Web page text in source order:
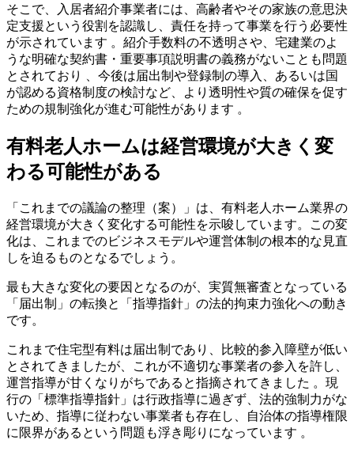
そこで、入居者紹介事業者には、高齢者やその家族の意思決
定支援という役割を認識し、責任を持って事業を行う必要性
が示されています 。紹介手数料の不透明さや、宅建業のよ
うな明確な契約書・重要事項説明書の義務がないことも問題
とされており 、今後は届出制や登録制の導入、あるいは国
が認める資格制度の検討など、より透明性や質の確保を促す
ための規制強化が進む可能性があります 。
有料老人ホームは経営環境が大きく変
わる可能性がある
「これまでの議論の整理（案）」は、有料老人ホーム業界の
経営環境が大きく変化する可能性を示唆しています。この変
化は、これまでのビジネスモデルや運営体制の根本的な見直
しを迫るものとなるでしょう。
最も大きな変化の要因となるのが、実質無審査となっている
「届出制」の転換と「指導指針」の法的拘束力強化への動き
です。
これまで住宅型有料は届出制であり、比較的参入障壁が低い
とされてきましたが、これが不適切な事業者の参入を許し、
運営指導が甘くなりがちであると指摘されてきました 。現
行の「標準指導指針」は行政指導に過ぎず、法的強制力がな
いため、指導に従わない事業者も存在し、自治体の指導権限
に限界があるという問題も浮き彫りになっています 。